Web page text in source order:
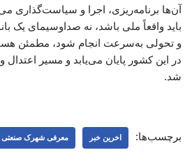
آن‌ها برنامه‌ریزی، اجرا و سیاست‌گذاری
باید واقعاً ملی باشد، نه صداوسیمای یک
و تحولی به‌سرعت انجام شود، مطمئن
در این کشور پایان می‌یابد و مسیر اعتدال
شد.
برچسب‌ها: اخرین خبر معرفی شهرک صنعتی